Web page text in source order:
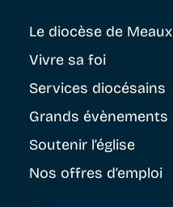
Le diocèse de Meaux
Vivre sa foi
Services diocésains
Grands évènements
Soutenir l’église
Nos offres d’emploi